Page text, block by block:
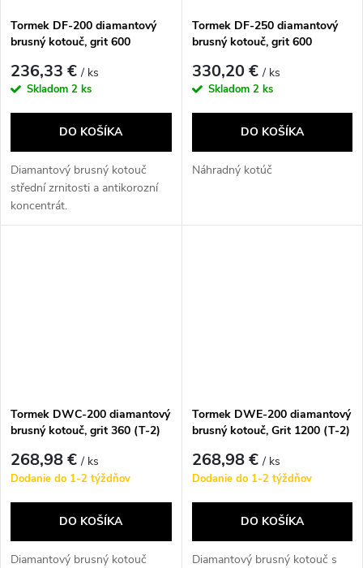
Tormek DF-200 diamantový
brusný kotouč, grit 600
236,33 €/ ks
Skladom 2 ks
DO KOŠÍKA
Diamantový brusný kotouč
střední zrnitosti a antikorozní
koncentrát.
Tormek DF-250 diamantový
brusný kotouč, grit 600
330,20 €/ ks
Skladom 2 ks
DO KOŠÍKA
Náhradný kotúč
Tormek DWC-200 diamantový
brusný kotouč, grit 360 (T-2)
268,98 €/ ks
Dodanie do 1-2 týždňov
DO KOŠÍKA
Diamantový brusný kotouč
Tormek DWE-200 diamantový
brusný kotouč, Grit 1200 (T-2)
268,98 €/ ks
Dodanie do 1-2 týždňov
DO KOŠÍKA
Diamantový brusný kotouč s